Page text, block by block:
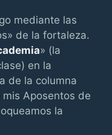
mediante las
de la fortaleza.
» (la
en la
de la columna
Aposentos de
la